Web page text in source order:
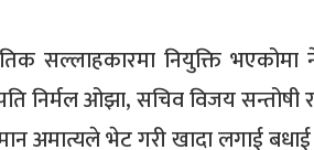
सल्लाहकारमा नियुक्ति
निर्मल ओझा, सचिव विजय सन्तोषी
अमात्यले भेट गरी खादा लगाई